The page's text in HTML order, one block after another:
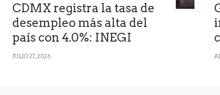
CDMX registra la tasa de
desempleo más alta del
país con 4.0%: INEGI
JULIO 27, 2026